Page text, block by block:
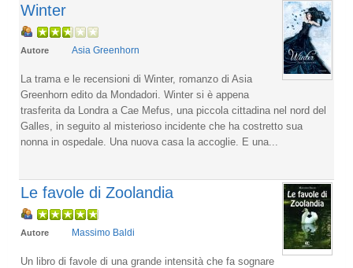
Winter
Autore Asia Greenhorn
La trama e le recensioni di Winter, romanzo di Asia
Greenhorn edito da Mondadori. Winter si è appena
trasferita da Londra a Cae Mefus, una piccola cittadina nel nord del
Galles, in seguito al misterioso incidente che ha costretto sua
nonna in ospedale. Una nuova casa la accoglie. E una...
Le favole di Zoolandia
Autore Massimo Baldi
Un libro di favole di una grande intensità che fa sognare